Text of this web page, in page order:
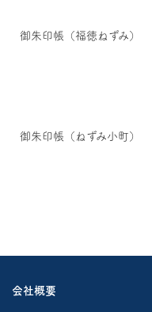
御朱印帳（福徳ねずみ）
御朱印帳（ねずみ小町）
会社概要